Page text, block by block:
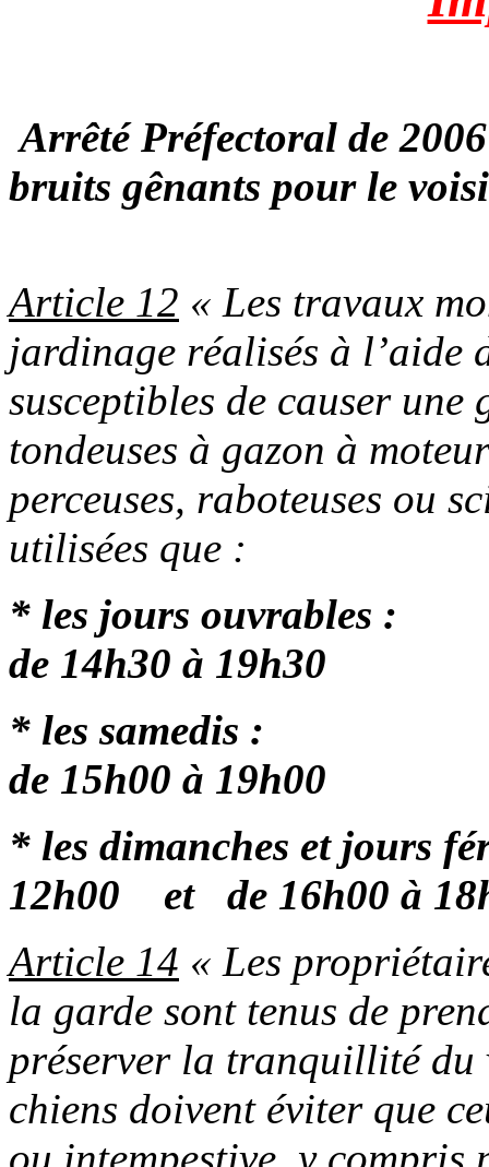
Arrêté Préfectoral de
bruits gênants pour le
Article 12 « Les travaux
jardinage réalisés à l’aide
susceptibles de causer
tondeuses à gazon à
perceuses, raboteuses ou
utilisées que :
* les jours
de 14h30 à 19h30
* les
de 15h00 à 19h00
* les dimanches et jours
12h00
et
de 16h00 à
Article 14 « Les
la garde sont tenus de
préserver la tranquillité du
chiens doivent éviter que